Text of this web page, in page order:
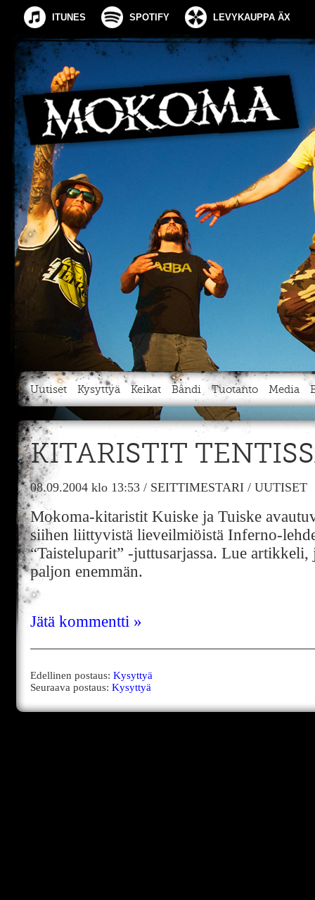
ITUNES SPOTIFY LEVYKAUPPA ÄX
Uutiset Kysyttyä Keikat Bändi Tuotanto Media
KITARISTIT
08.09.2004 klo 13:53 / SEITTIMESTARI / UUTISET
Mokoma-kitaristit Kuiske ja Tuiske
siihen liittyvistä lieveilmiöistä Inferno-
“Taisteluparit” -juttusarjassa. Lue artikkeli,
paljon enemmän.
Jätä kommentti »
Edellinen postaus: Kysyttyä
Seuraava postaus: Kysyttyä